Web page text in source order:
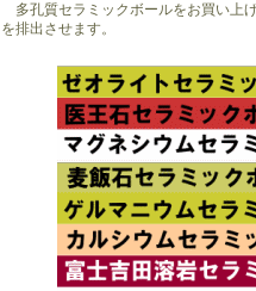
多孔質セラミックボールをお買い上
を排出させます。